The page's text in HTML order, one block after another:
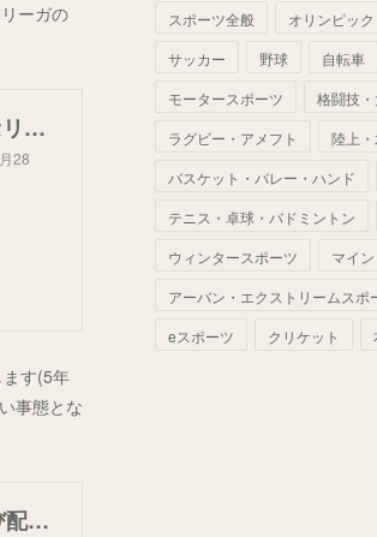
ーガの
「FOX SPORTS」が本格始動、プレミア、ブンデス、セリエAなどを放送 | サッカーキング
28
す(5年
事態とな
【ドイツ ブンデスリーガ】 全世界における全放送権及び配信権を2015/16シーズンより5年間獲得！
(41)
(44)
(36
(50)
(14
スポーツ全般
オリンピッ
サッカー
野球
自転車
モータースポーツ
格闘技
ラグビー・アメフト
陸上
バスケット・バレー・ハンド
テニス・卓球・バドミントン
ウィンタースポーツ
マイ
アーバン・エクストリームスポ
eスポーツ
クリケット